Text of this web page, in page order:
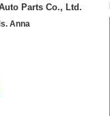
Parts Co., Ltd.
Anna